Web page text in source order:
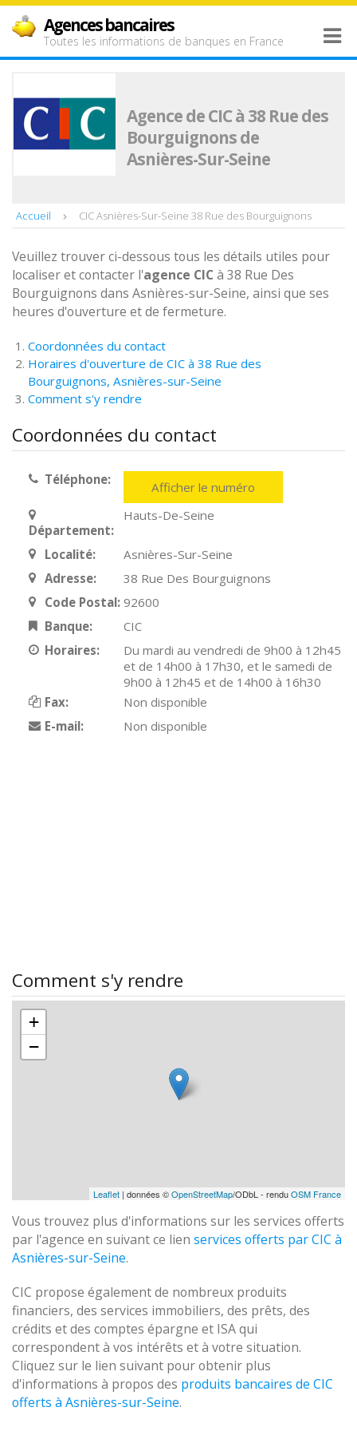
Agences bancaires
Toutes les informations de banques en France
Agence de CIC à 38 Rue des
Bourguignons de
Asnières-Sur-Seine
Accueil CIC Asnières-Sur-Seine 38 Rue des Bourguignons
Veuillez trouver ci-dessous tous les détails utiles pour
localiser et contacter l'agence CIC à 38 Rue Des
Bourguignons dans Asnières-sur-Seine, ainsi que ses
heures d'ouverture et de fermeture.
Coordonnées du contact
Horaires d'ouverture de CIC à 38 Rue des
Bourguignons, Asnières-sur-Seine
Comment s'y rendre
Coordonnées du contact
Téléphone: Afficher le numéro
Département:
Hauts-De-Seine
Localité:
Asnières-Sur-Seine
Adresse:
38 Rue Des Bourguignons
Code Postal: 92600
Banque:
CIC
Horaires:
Du mardi au vendredi de 9h00 à 12h45
et de 14h00 à 17h30, et le samedi de
9h00 à 12h45 et de 14h00 à 16h30
Fax:
Non disponible
E-mail:
Non disponible
Comment s'y rendre
+
−
Leaflet | données ©OpenStreetMap/ODbL - renduOSM France
Vous trouvez plus d'informations sur les services offerts
par l'agence en suivant ce lien services offerts par CIC à
Asnières-sur-Seine.
CIC propose également de nombreux produits
financiers, des services immobiliers, des prêts, des
crédits et des comptes épargne et ISA qui
correspondent à vos intérêts et à votre situation.
Cliquez sur le lien suivant pour obtenir plus
d'informations à propos des produits bancaires de CIC
offerts à Asnières-sur-Seine.